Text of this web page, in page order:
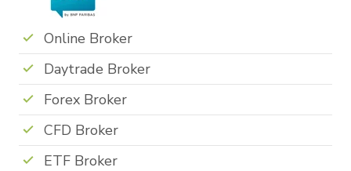
Online Broker
Daytrade Broker
Forex Broker
CFD Broker
ETF Broker